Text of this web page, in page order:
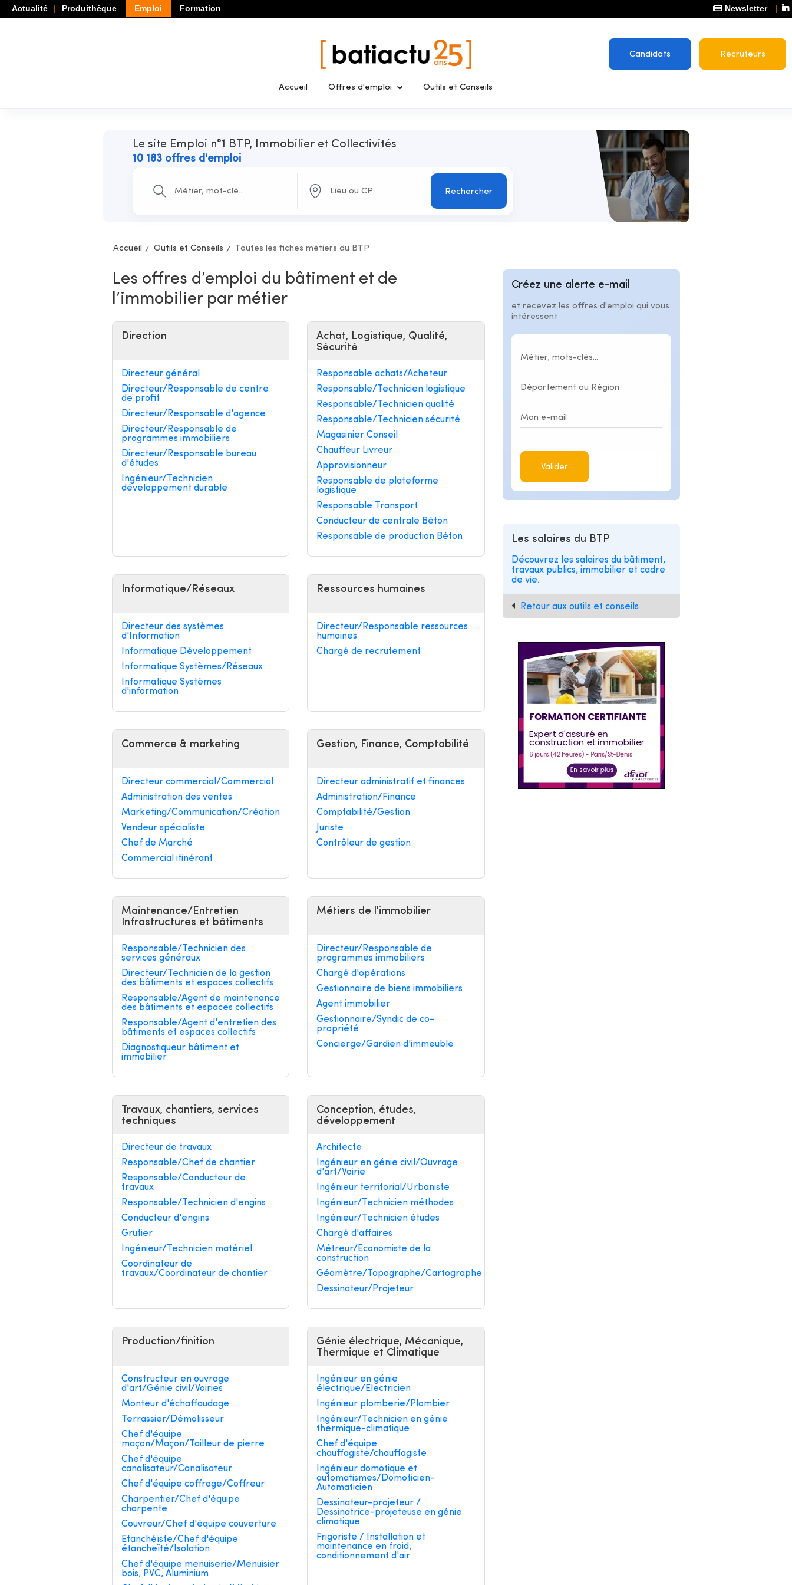
Actualité Produithèque Emploi Formation Newsletter
Candidats Recruteurs
Accueil Offres d'emploi Outils et Conseils
Le site Emploi n°1 BTP, Immobilier et Collectivités
10 183 offres d'emploi
Rechercher
Accueil Outils et Conseils Toutes les fiches métiers du BTP
Les offres d’emploi du bâtiment et de
l’immobilier par métier
Direction
Directeur général
Directeur/Responsable de centre
de profit
Directeur/Responsable d'agence
Directeur/Responsable de
programmes immobiliers
Directeur/Responsable bureau
d'études
Ingénieur/Technicien
développement durable
Achat, Logistique, Qualité,
Sécurité
Responsable achats/Acheteur
Responsable/Technicien logistique
Responsable/Technicien qualité
Responsable/Technicien sécurité
Magasinier Conseil
Chauffeur Livreur
Approvisionneur
Responsable de plateforme
logistique
Responsable Transport
Conducteur de centrale Béton
Responsable de production Béton
Informatique/Réseaux
Directeur des systèmes
d'Information
Informatique Développement
Informatique Systèmes/Réseaux
Informatique Systèmes
d'information
Ressources humaines
Directeur/Responsable ressources
humaines
Chargé de recrutement
Commerce & marketing
Directeur commercial/Commercial
Administration des ventes
Marketing/Communication/Création
Vendeur spécialiste
Chef de Marché
Commercial itinérant
Gestion, Finance, Comptabilité
Directeur administratif et finances
Administration/Finance
Comptabilité/Gestion
Juriste
Contrôleur de gestion
Maintenance/Entretien
Infrastructures et bâtiments
Responsable/Technicien des
services généraux
Directeur/Technicien de la gestion
des bâtiments et espaces collectifs
Responsable/Agent de maintenance
des bâtiments et espaces collectifs
Responsable/Agent d'entretien des
bâtiments et espaces collectifs
Diagnostiqueur bâtiment et
immobilier
Métiers de l'immobilier
Directeur/Responsable de
programmes immobiliers
Chargé d'opérations
Gestionnaire de biens immobiliers
Agent immobilier
Gestionnaire/Syndic de co-
propriété
Concierge/Gardien d'immeuble
Travaux, chantiers, services
techniques
Directeur de travaux
Responsable/Chef de chantier
Responsable/Conducteur de
travaux
Responsable/Technicien d'engins
Conducteur d'engins
Grutier
Ingénieur/Technicien matériel
Coordinateur de
travaux/Coordinateur de chantier
Conception, études,
développement
Architecte
Ingénieur en génie civil/Ouvrage
d'art/Voirie
Ingénieur territorial/Urbaniste
Ingénieur/Technicien méthodes
Ingénieur/Technicien études
Chargé d'affaires
Métreur/Economiste de la
construction
Géomètre/Topographe/Cartographe
Dessinateur/Projeteur
Production/finition
Constructeur en ouvrage
d'art/Génie civil/Voiries
Monteur d'échaffaudage
Terrassier/Démolisseur
Chef d'équipe
maçon/Maçon/Tailleur de pierre
Chef d'équipe
canalisateur/Canalisateur
Chef d'équipe coffrage/Coffreur
Charpentier/Chef d'équipe
charpente
Couvreur/Chef d'équipe couverture
Etanchéïste/Chef d'équipe
étancheïté/Isolation
Chef d'équipe menuiserie/Menuisier
bois, PVC, Aluminium
Génie électrique, Mécanique,
Thermique et Climatique
Ingénieur en génie
électrique/Electricien
Ingénieur plomberie/Plombier
Ingénieur/Technicien en génie
thermique-climatique
Chef d'équipe
chauffagiste/chauffagiste
Ingénieur domotique et
automatismes/Domoticien-
Automaticien
Dessinateur-projeteur /
Dessinatrice-projeteuse en génie
climatique
Frigoriste / Installation et
maintenance en froid,
conditionnement d'air
Créez une alerte e-mail
et recevez les offres d'emploi qui vous
intéressent
Valider
Les salaires du BTP
Découvrez les salaires du bâtiment,
travaux publics, immobilier et cadre
de vie.
Retour aux outils et conseils